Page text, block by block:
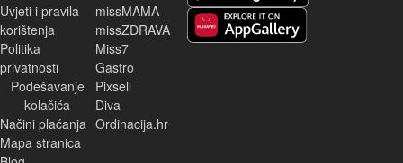
Uvjeti i pravila
korištenja
Politika
privatnosti
Podešavanje
kolačića
Načini plaćanja
Mapa stranica
missMAMA
missZDRAVA
Miss7
Gastro
Pixsell
Diva
Ordinacija.hr